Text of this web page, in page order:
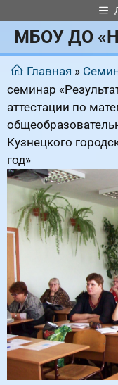
к
содержимому
МБОУ ДО
Главная »
семинар
аттестации по
Кузнецкого
год»